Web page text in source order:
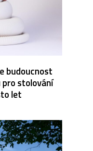
budoucnost
stolování
let